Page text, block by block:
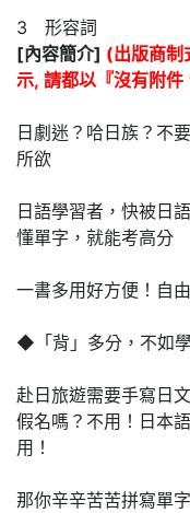
3 形容詞
[內容簡介] (出版商制
示, 請都以『沒有附
日劇迷？哈日族？不
所欲
日語學習者，快被日
懂單字，就能考高分
一書多用好方便！自
◆「背」多分，不如
赴日旅遊需要手寫日
假名嗎？不用！日本
用！
那你辛辛苦苦拼寫單